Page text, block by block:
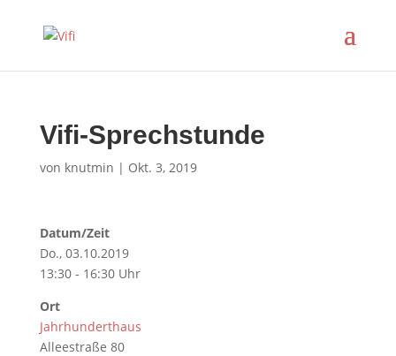
Vifi-Sprechstunde
von knutmin | Okt. 3, 2019
Datum/Zeit
Do., 03.10.2019
13:30 - 16:30 Uhr
Ort
Jahrhunderthaus
Alleestraße 80